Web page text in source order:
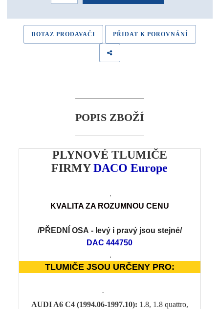
DOTAZ PRODAVAČI PŘIDAT K POROVNÁNÍ
POPIS ZBOŽÍ
PLYNOVÉ TLUMIČE
FIRMYDACO Europe
.
KVALITA ZA ROZUMNOU CENU
/PŘEDNÍ OSA - levý i pravý jsou stejné/
DAC 444750
.
TLUMIČE JSOU URČENY PRO:
·
AUDI A6 C4 (1994.06-1997.10): 1.8, 1.8 quattro,